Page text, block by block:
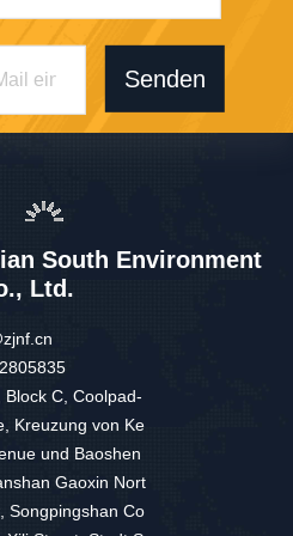
Senden
South Environment
Ltd.
Block C, Coolpad-
Kreuzung von Ke
und Baoshen
Gaoxin Nort
Songpingshan Co